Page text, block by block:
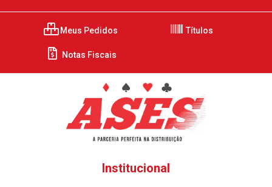
Meus Pedidos Títulos
Notas Fiscais
Institucional